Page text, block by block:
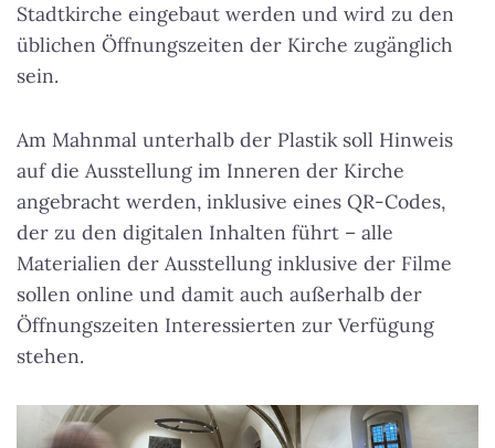
Stadtkirche eingebaut werden und wird zu den
üblichen Öffnungszeiten der Kirche zugänglich
sein.
Am Mahnmal unterhalb der Plastik soll Hinweis
auf die Ausstellung im Inneren der Kirche
angebracht werden, inklusive eines QR-Codes,
der zu den digitalen Inhalten führt – alle
Materialien der Ausstellung inklusive der Filme
sollen online und damit auch außerhalb der
Öffnungszeiten Interessierten zur Verfügung
stehen.